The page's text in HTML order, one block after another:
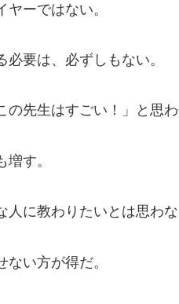
ーではない。
要は、必ずしもない。
先生はすごい！」と思わ
す。
に教わりたいとは思わな
い方が得だ。